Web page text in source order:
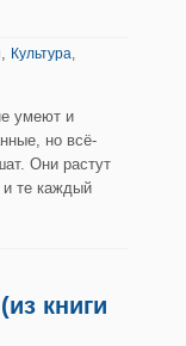
, Культура,
умеют и
но всё-
Они растут
и те каждый
книги